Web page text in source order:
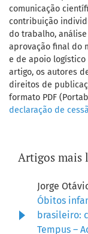
comunicação
contribuição
do trabalho,
aprovação final do
e de apoio logístico
artigo, os autores
direitos de
formato PDF
declaração de
Artigos mais
Jorge
Óbitos
brasileiro:
Tempus –